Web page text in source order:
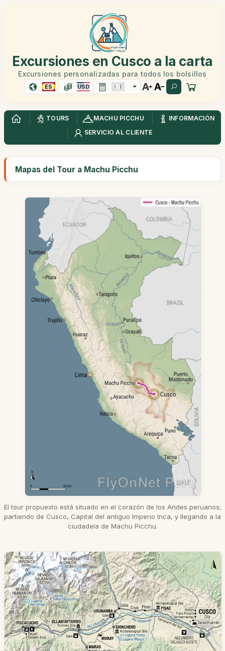
Excursiones en Cusco a la carta
Excursiones personalizadas para todos los bolsillos
ES USD
TOURS MACHU PICCHU
INFORMACIÓN
SERVICIO AL CLIENTE
Mapas del Tour a Machu Picchu
El tour propuesto está situado en el corazón de los Andes peruanos;
partiendo de Cusco, Capital del antiguo Imperio Inca, y llegando a la
ciudadela de Machu Picchu.